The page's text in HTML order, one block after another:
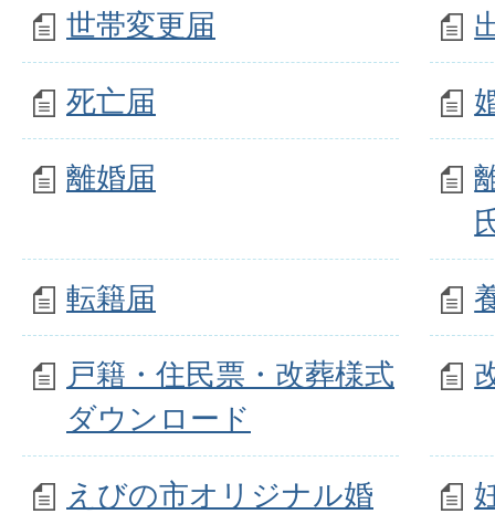
世帯変更届
死亡届
離婚届
転籍届
戸籍・住民票・改葬様式
ダウンロード
えびの市オリジナル婚